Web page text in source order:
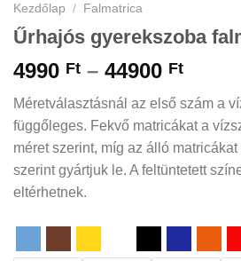
Kezdőlap / Falmatrica
Űrhajós gyerekszoba
4990 Ft – 44900 Ft
4990
-
Méretválasztásnál az első szám a
függőleges. Fekvő matricákat a
méret szerint, míg az álló
szerint gyártjuk le. A feltüntetett
eltérhetnek.